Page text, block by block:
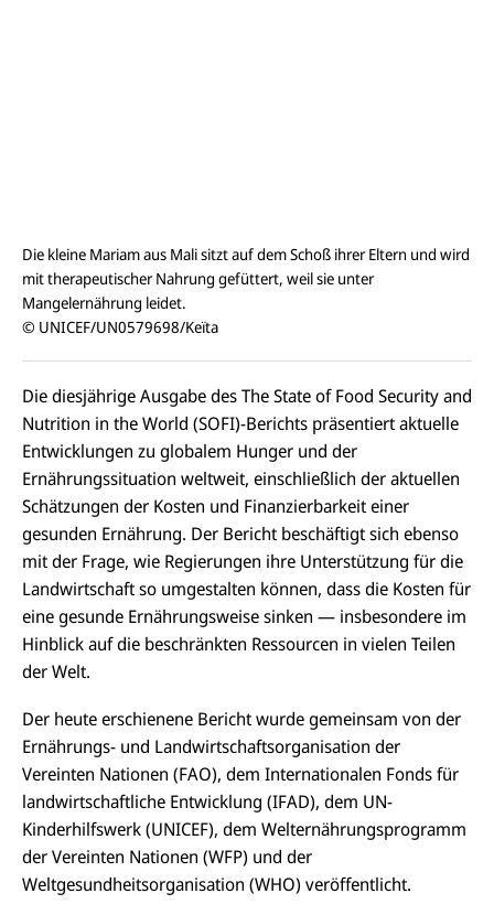
Die kleine Mariam aus Mali sitzt auf dem Schoß ihrer Eltern und wird
mit therapeutischer Nahrung gefüttert, weil sie unter
Mangelernährung leidet.
© UNICEF/UN0579698/Keïta
Die diesjährige Ausgabe desThe State of Food Security and
Nutrition in the World (SOFI)-Berichts präsentiert aktuelle
Entwicklungen zu globalem Hunger und der
Ernährungssituation weltweit, einschließlich der aktuellen
Schätzungen der Kosten und Finanzierbarkeit einer
gesunden Ernährung. Der Bericht beschäftigt sich ebenso
mit der Frage, wie Regierungen ihre Unterstützung für die
Landwirtschaft so umgestalten können, dass die Kosten für
eine gesunde Ernährungsweise sinken — insbesondere im
Hinblick auf die beschränkten Ressourcen in vielen Teilen
der Welt.
Der heute erschienene Bericht wurde gemeinsam von der
Ernährungs- und Landwirtschaftsorganisation der
Vereinten Nationen (FAO), dem Internationalen Fonds für
landwirtschaftliche Entwicklung (IFAD), dem UN-
Kinderhilfswerk (UNICEF), dem Welternährungsprogramm
der Vereinten Nationen (WFP) und der
Weltgesundheitsorganisation (WHO) veröffentlicht.